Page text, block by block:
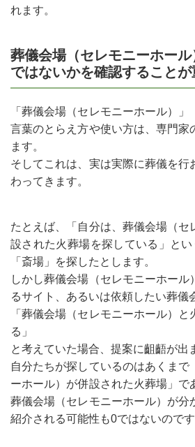
れます。
葬儀会場（セレモニーホール
ではないかを確認することが
「葬儀会場（セレモニーホール）
言葉のとらえ方や使い方は、専門家
ます。
そしてこれは、実は実際に葬儀を行
わってきます。
たとえば、「自分は、葬儀会場（セ
設された火葬場を探している」と
「斎場」を探したとします。
しかし葬儀会場（セレモニーホール
るサイト、あるいは依頼したい葬儀
「葬儀会場（セレモニーホール）
る」
と考えていた場合、提案に齟齬が出
自分たちが探しているのはあくまで
ーホール）が併設された火葬場」で
葬儀会場（セレモニーホール）が分
紹介される可能性も0ではないのです